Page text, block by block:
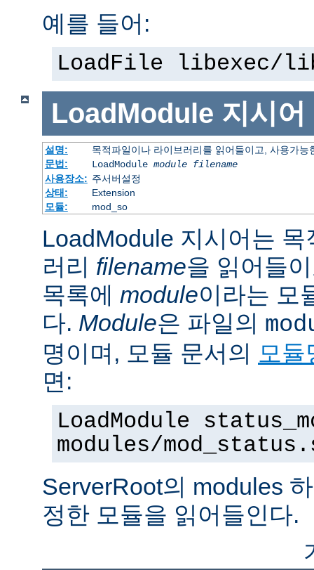
예를 들어:
LoadFile libexec/
LoadModule 지시어
설명:
목적파일이나 라이브러리를 읽어들이고, 사용가능
문법:
LoadModule module filename
사용장소: 주서버설정
상태:
Extension
모듈:
mod_so
LoadModule 지시어는
러리 filename을 읽어들
목록에 module이라는 모
다. Module은 파일의
명이며, 모듈 문서의 모듈
면:
LoadModule
modules/
ServerRoot의 modules
정한 모듈을 읽어들인다.